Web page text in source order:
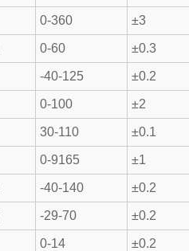
0-360 ±3
0-60 ±0.3
-40-125 ±0.2
0-100 ±2
30-110 ±0.1
0-9165 ±1
-40-140 ±0.2
-29-70 ±0.2
0-14 ±0.2